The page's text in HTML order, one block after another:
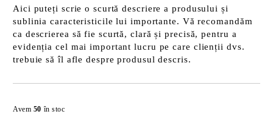
Aici puteți scrie o scurtă descriere a produsului și
sublinia caracteristicile lui importante. Vă recomandăm
ca descrierea să fie scurtă, clară și precisă, pentru a
evidenția cel mai important lucru pe care clienții dvs.
trebuie să îl afle despre produsul descris.
Avem 50 în stoc